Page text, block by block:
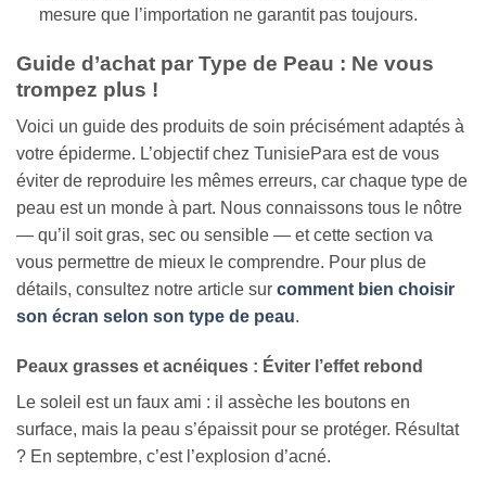
mesure que l’importation ne garantit pas toujours.
Guide d’achat par Type de Peau : Ne vous
trompez plus !
Voici un guide des produits de soin précisément adaptés à
votre épiderme. L’objectif chez TunisiePara est de vous
éviter de reproduire les mêmes erreurs, car chaque type de
peau est un monde à part. Nous connaissons tous le nôtre
— qu’il soit gras, sec ou sensible — et cette section va
vous permettre de mieux le comprendre. Pour plus de
détails, consultez notre article sur comment bien choisir
son écran selon son type de peau.
Peaux grasses et acnéiques : Éviter l’effet rebond
Le soleil est un faux ami : il assèche les boutons en
surface, mais la peau s’épaissit pour se protéger. Résultat
? En septembre, c’est l’explosion d’acné.